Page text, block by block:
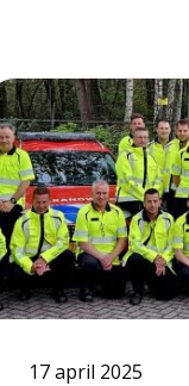
17 april 2025